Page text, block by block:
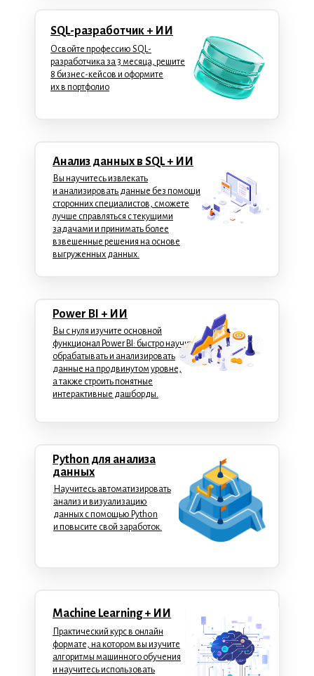
Machine Learning + ИИ
Практический курс в онлайн
формате, на котором вы изучите
алгоритмы машинного обучения
и научитесь использовать
Python для анализа
данных
Научитесь автоматизировать
анализ и визуализацию
данных с помощью Python
и повысите свой заработок.
Power BI + ИИ
Вы с нуля изучите основной
функционал Power BI: быстро научитесь
обрабатывать и анализировать
данные на продвинутом уровне,
а также строить понятные
интерактивные дашборды.
Анализ данных в SQL + ИИ
Вы научитесь извлекать
и анализировать данные без помощи
сторонних специалистов, сможете
лучше справляться с текущими
задачами и принимать более
взвешенные решения на основе
выгруженных данных.
SQL-разработчик + ИИ
Освойте профессию SQL-
разработчика за 3 месяца, решите
8 бизнес-кейсов и оформите
их в портфолио